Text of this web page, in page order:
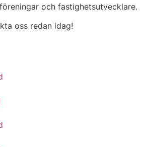
och fastighetsutvecklare.
oss redan idag!